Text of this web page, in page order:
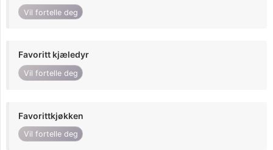
Vil fortelle deg
Favoritt kjæledyr
Vil fortelle deg
Favorittkjøkken
Vil fortelle deg